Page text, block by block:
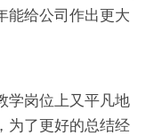
能给公司作出更大
学岗位上又平凡地
为了更好的总结经